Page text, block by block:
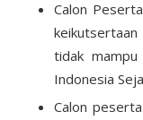
Calon
tidak
Indonesia
Calon